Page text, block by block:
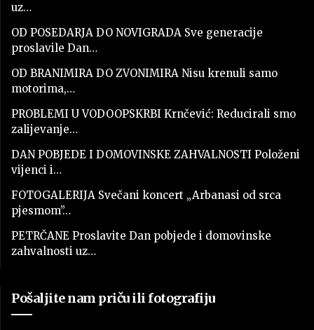
uz…
OD POSEDARJA DO NOVIGRADA Sve generacije
proslavile Dan…
OD BRANIMIRA DO ZVONIMIRA Nisu krenuli samo
motorima,…
PROBLEMI U VODOOPSKRBI Krnčević: Reducirali smo
zalijevanje…
DAN POBJEDE I DOMOVINSKE ZAHVALNOSTI Položeni
vijenci i…
FOTOGALERIJA Svečani koncert „Arbanasi od srca
pjesmom”…
PETRČANE Proslavite Dan pobjede i domovinske
zahvalnosti uz…
Pošaljite nam priču ili fotografiju